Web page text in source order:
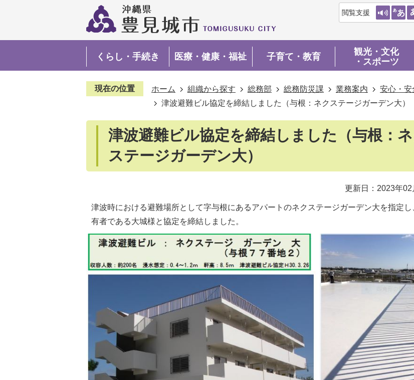
閲覧支援
くらし・手続き 医療・健康・福祉 子育て・教育
観光・文化
・スポーツ
現在の位置 ホーム 組織から探す 総務部 総務防災課 業務案内 安心・安
津波避難ビル協定を締結しました（与根：ネクステージガーデン大）
津波避難ビル協定を締結しました（与根：
ステージガーデン大）
更新日：2023年02
津波時における避難場所として字与根にあるアパートのネクステージガーデン大を指定し
有者である大城様と協定を締結しました。